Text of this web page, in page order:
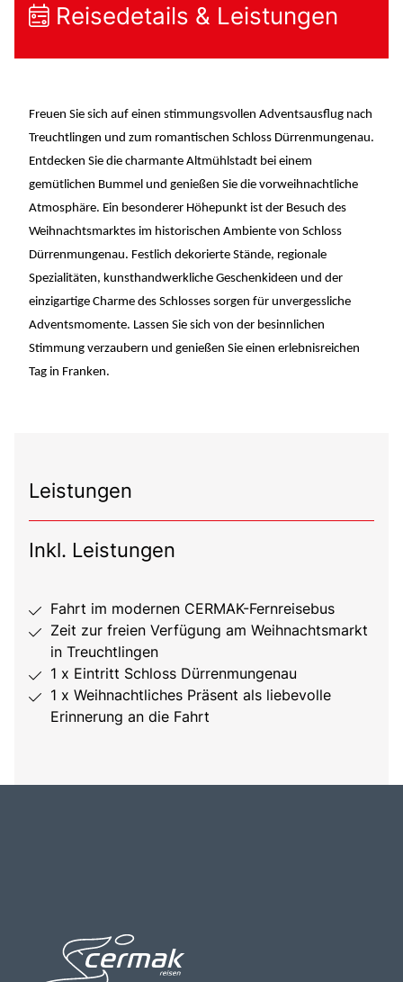
Reisedetails & Leistungen
Freuen Sie sich auf einen stimmungsvollen Adventsausflug nach
Treuchtlingen und zum romantischen Schloss Dürrenmungenau.
Entdecken Sie die charmante Altmühlstadt bei einem
gemütlichen Bummel und genießen Sie die vorweihnachtliche
Atmosphäre. Ein besonderer Höhepunkt ist der Besuch des
Weihnachtsmarktes im historischen Ambiente von Schloss
Dürrenmungenau. Festlich dekorierte Stände, regionale
Spezialitäten, kunsthandwerkliche Geschenkideen und der
einzigartige Charme des Schlosses sorgen für unvergessliche
Adventsmomente. Lassen Sie sich von der besinnlichen
Stimmung verzaubern und genießen Sie einen erlebnisreichen
Tag in Franken.
Leistungen
Inkl. Leistungen
Fahrt im modernen CERMAK-Fernreisebus
Zeit zur freien Verfügung am Weihnachtsmarkt
in Treuchtlingen
1 x Eintritt Schloss Dürrenmungenau
1 x Weihnachtliches Präsent als liebevolle
Erinnerung an die Fahrt